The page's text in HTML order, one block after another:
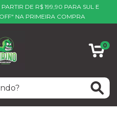
DE R$ 199,90 PARA SUL E
NA PRIMEIRA COMPRA
0